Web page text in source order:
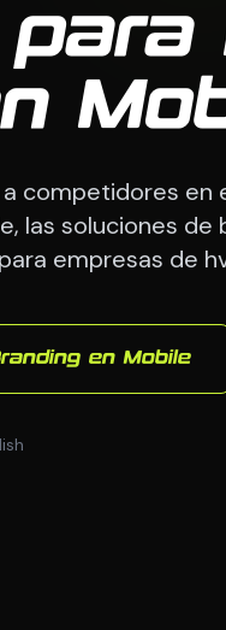
competidores en
las soluciones de
empresas de
en Mobile